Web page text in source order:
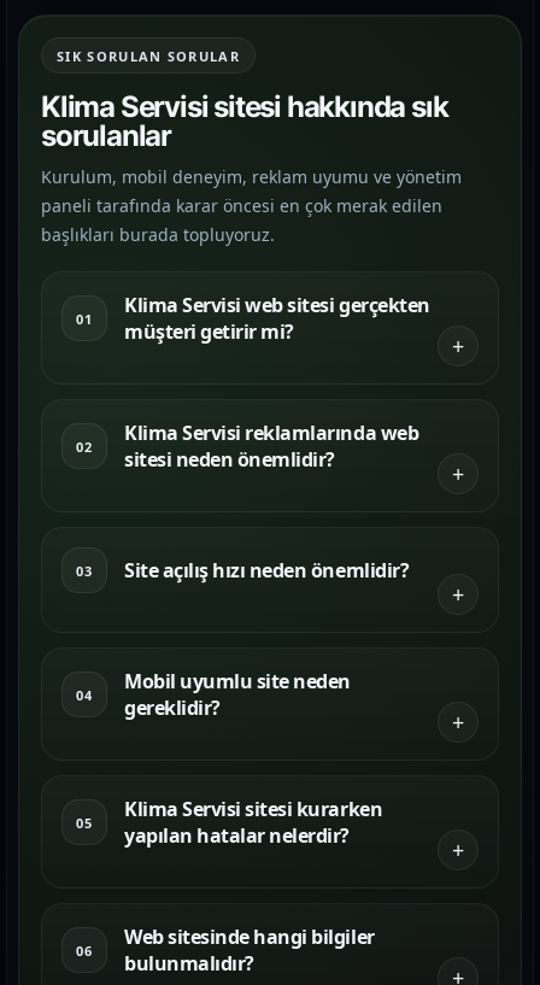
SIK SORULAN SORULAR
Klima Servisi sitesi hakkında sık
sorulanlar
Kurulum, mobil deneyim, reklam uyumu ve yönetim
paneli tarafında karar öncesi en çok merak edilen
başlıkları burada topluyoruz.
01
Klima Servisi web sitesi gerçekten
müşteri getirir mi?
02
Klima Servisi reklamlarında web
sitesi neden önemlidir?
03 Site açılış hızı neden önemlidir?
04
Mobil uyumlu site neden
gereklidir?
05
Klima Servisi sitesi kurarken
yapılan hatalar nelerdir?
06
Web sitesinde hangi bilgiler
bulunmalıdır?